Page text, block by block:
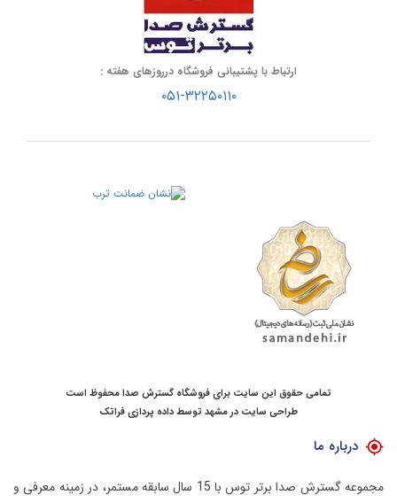
ارتباط با پشتیبانی فروشگاه درروزهای هفته :
۰۵۱-۳۲۲۵۰۱۱۰
تمامی حقوق این سایت برای فروشگاه گسترش صدا محفوظ است
طراحی سایت در مشهد توسطداده پردازی فراتک
درباره ما
مجموعه گسترش صدا برتر توس با 15 سال سابقه مستمر، در زمینه معرفی و